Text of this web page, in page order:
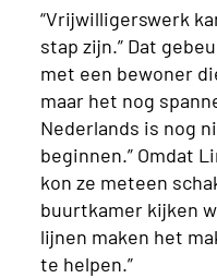
“Vrijwilligerswerk
stap zijn.” Dat
met een bewoner
maar het nog
Nederlands is nog
beginnen.” Omdat
kon ze meteen
buurtkamer kijken
lijnen maken het
te helpen.”